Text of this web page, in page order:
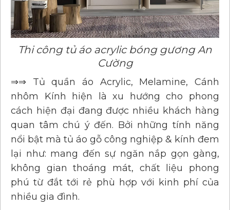
Thi công tủ áo acrylic bóng gương An
Cường
⇒⇒ Tủ quần áo Acrylic, Melamine, Cánh
nhôm Kính hiện là xu hướng cho phong
cách hiện đại đang được nhiều khách hàng
quan tâm chú ý đến. Bởi những tính năng
nổi bật mà tủ áo gỗ công nghiệp & kính đem
lại như: mang đến sự ngăn nắp gọn gàng,
không gian thoáng mát, chất liệu phong
phú từ đắt tới rẻ phù hợp với kinh phí của
nhiều gia đình.